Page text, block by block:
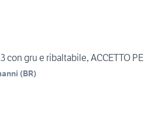
con gru e ribaltabile, ACCETTO PE
(BR)